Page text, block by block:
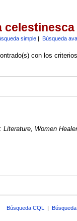
celestinesca
simple| Búsqueda
con los
Literature, Women
Búsqueda CQL |